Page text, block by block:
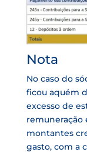
Nota
No caso do
ficou aquém
excesso de
remuneração
montantes
gasto, com a